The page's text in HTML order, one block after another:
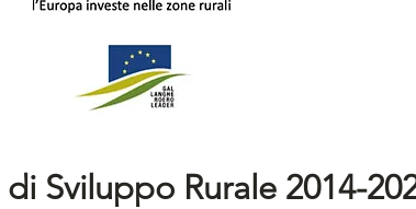
Sviluppo Rurale 2014-